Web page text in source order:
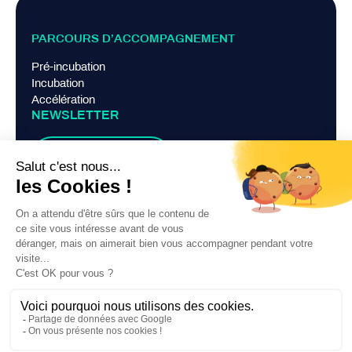
PARCOURS D’ACCOMPAGNEMENT
Pré-incubation
Incubation
Accélération
NEWSLETTER
LIENS PRATIQUES
Mentions légales
Politique de confidentialité
Contact